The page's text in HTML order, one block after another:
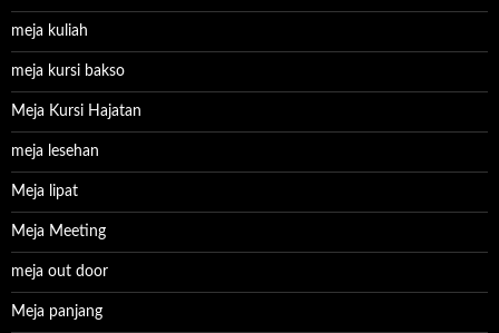
meja kuliah
meja kursi bakso
Meja Kursi Hajatan
meja lesehan
Meja lipat
Meja Meeting
meja out door
Meja panjang